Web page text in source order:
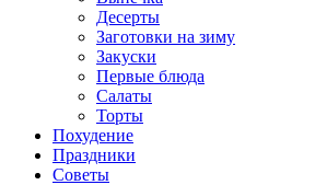
Десерты
Заготовки на зиму
Закуски
Первые блюда
Салаты
Торты
Похудение
Праздники
Советы